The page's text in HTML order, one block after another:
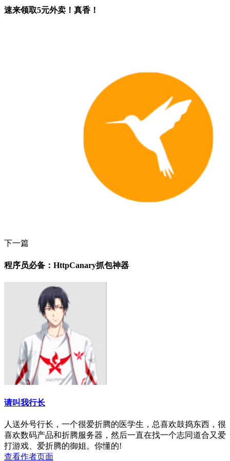
速来领取5元外卖！真香！
下一篇
程序员必备：HttpCanary抓包神器
请叫我行长
人送外号行长，一个很爱折腾的医学生，总喜欢鼓捣东西，很
喜欢数码产品和折腾服务器，然后一直在找一个志同道合又爱
打游戏、爱折腾的御姐。你懂的!
查看作者页面